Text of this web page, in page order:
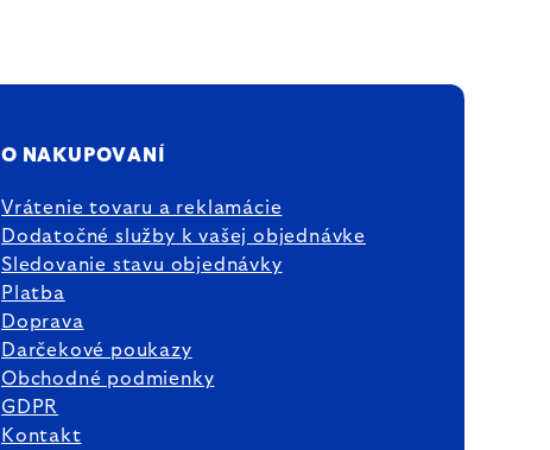
O NAKUPOVANÍ
Vrátenie tovaru a reklamácie
Dodatočné služby k vašej objednávke
Sledovanie stavu objednávky
Platba
Doprava
Darčekové poukazy
Obchodné podmienky
GDPR
Kontakt